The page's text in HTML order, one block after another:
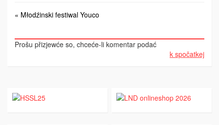
« Młodźinski festiwal Youco
Prošu přizjewće so, chceće-li komentar podać
k spočatkej